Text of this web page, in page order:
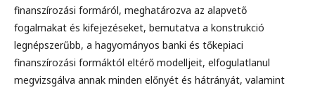
finanszírozási formáról, meghatározva az alapvető
fogalmakat és kifejezéseket, bemutatva a konstrukció
legnépszerűbb, a hagyományos banki és tőkepiaci
finanszírozási formáktól eltérő modelljeit, elfogulatlanul
megvizsgálva annak minden előnyét és hátrányát, valamint